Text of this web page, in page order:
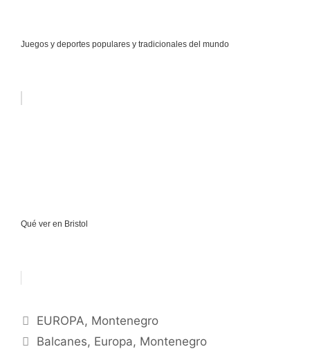
Juegos y deportes populares y tradicionales del mundo
Qué ver en Bristol
Categorías
EUROPA, Montenegro
Etiquetas
Balcanes, Europa, Montenegro